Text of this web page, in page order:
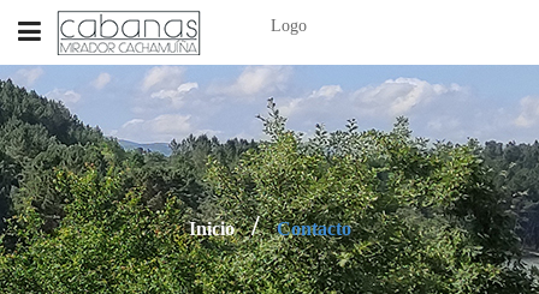
Logo
Inicio Contacto